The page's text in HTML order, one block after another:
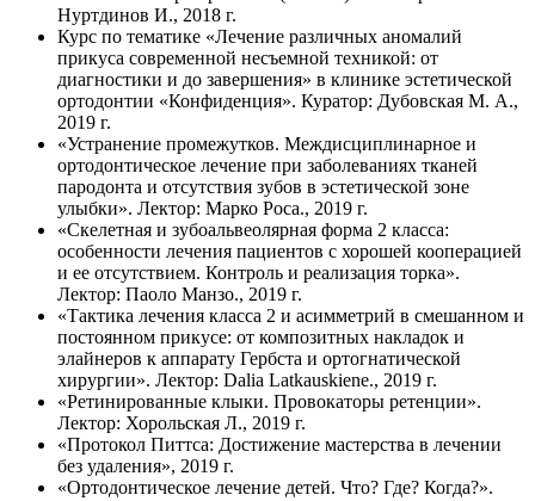
Нуртдинов И., 2018 г.
Курс по тематике «Лечение различных аномалий
прикуса современной несъемной техникой: от
диагностики и до завершения» в клинике эстетической
ортодонтии «Конфиденция». Куратор: Дубовская М. А.,
2019 г.
«Устранение промежутков. Междисциплинарное и
ортодонтическое лечение при заболеваниях тканей
пародонта и отсутствия зубов в эстетической зоне
улыбки». Лектор: Марко Роса., 2019 г.
«Скелетная и зубоальвеолярная форма 2 класса:
особенности лечения пациентов с хорошей кооперацией
и ее отсутствием. Контроль и реализация торка».
Лектор: Паоло Манзо., 2019 г.
«Тактика лечения класса 2 и асимметрий в смешанном и
постоянном прикусе: от композитных накладок и
элайнеров к аппарату Гербста и ортогнатической
хирургии». Лектор: Dalia Latkauskiene., 2019 г.
«Ретинированные клыки. Провокаторы ретенции».
Лектор: Хорольская Л., 2019 г.
«Протокол Питтса: Достижение мастерства в лечении
без удаления», 2019 г.
«Ортодонтическое лечение детей. Что? Где? Когда?».